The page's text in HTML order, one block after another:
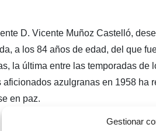
Gestionar
D. Vicente Muñoz Castelló,
a los 84 años de edad, del que
la última entre las temporadas de
azulgranas en 1958 ha
en paz.